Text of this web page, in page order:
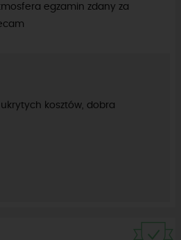
egzamin zdany za
kosztów, dobra